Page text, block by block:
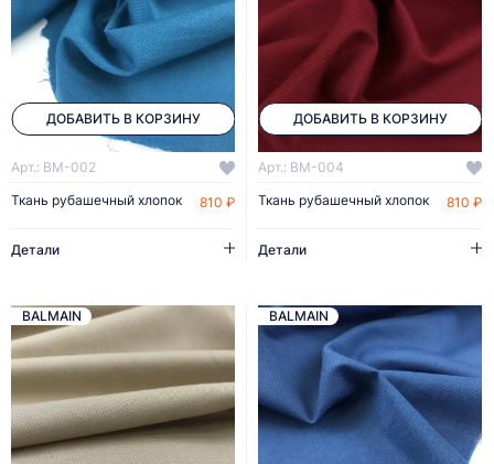
ДОБАВИТЬ В КОРЗИНУ
Арт.: BM-002
Ткань рубашечный хлопок
810 ₽
Детали
ДОБАВИТЬ В КОРЗИНУ
Арт.: BM-004
Ткань рубашечный хлопок
810 ₽
Детали
BALMAIN BALMAIN